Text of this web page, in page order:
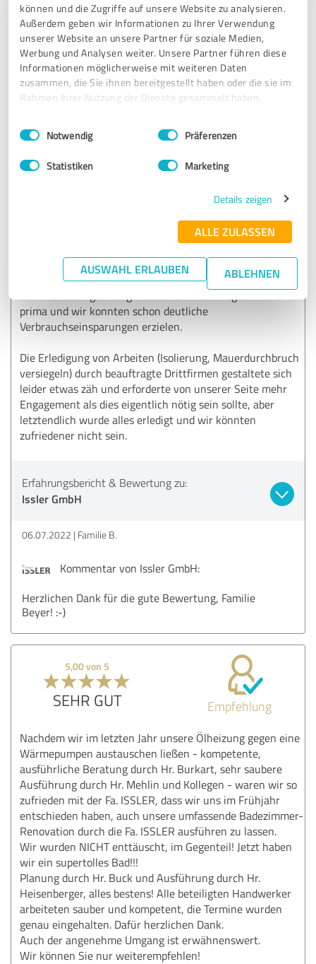
können und die Zugriffe auf unsere Website zu analysieren.
Außerdem geben wir Informationen zu Ihrer Verwendung
unserer Website an unsere Partner für soziale Medien,
Werbung und Analysen weiter. Unsere Partner führen diese
Informationen möglicherweise mit weiteren Daten
zusammen, die Sie ihnen bereitgestellt haben oder die sie im
Rahmen Ihrer Nutzung der Dienste gesammelt haben.
Impressum Datenschutzbestimmungen
Einwilligungsauswahl
Notwendig Präferenzen
Statistiken Marketing
Details zeigen
ALLE ZULASSEN
AUSWAHL ERLAUBEN ABLEHNEN
Vielen Dank für die tolle Bewertung! Wir sind auch in
Zukunft gerne für Sie da.
5,00 von 5
Gasbrenner ersetzen lassen.
Das Angebot der Firma Issler über den Einbau eines
SolvisBen inklusive Solarkollektoren hat uns völlig
überzeugt und diese Entscheidung bereuen wir überhaupt
Beratung, Planung, Kommunikation, Montage und Hilfe
beim Förderungsantrag - alles TOP. Die Anlage funktioniert
prima und wir konnten schon deutliche
Verbrauchseinsparungen erzielen.
Die Erledigung von Arbeiten (Isolierung, Mauerdurchbruch
versiegeln) durch beauftragte Drittfirmen gestaltete sich
leider etwas zäh und erforderte von unserer Seite mehr
Engagement als dies eigentlich nötig sein sollte, aber
letztendlich wurde alles erledigt und wir könnten
zufriedener nicht sein.
Erfahrungsbericht & Bewertung zu:
Issler GmbH
06.07.2022 Familie B.
Kommentar von Issler GmbH:
Herzlichen Dank für die gute Bewertung, Familie
Beyer! :-)
5,00 von 5
SEHR GUT Empfehlung
Nachdem wir im letzten Jahr unsere Ölheizung gegen eine
Wärmepumpen austauschen ließen - kompetente,
ausführliche Beratung durch Hr. Burkart, sehr saubere
Ausführung durch Hr. Mehlin und Kollegen - waren wir so
zufrieden mit der Fa. ISSLER, dass wir uns im Frühjahr
entschieden haben, auch unsere umfassende Badezimmer-
Renovation durch die Fa. ISSLER ausführen zu lassen.
Wir wurden NICHT enttäuscht, im Gegenteil! Jetzt haben
wir ein supertolles Bad!!!
Planung durch Hr. Buck und Ausführung durch Hr.
Heisenberger, alles bestens! Alle beteiligten Handwerker
arbeiteten sauber und kompetent, die Termine wurden
genau eingehalten. Dafür herzlichen Dank.
Auch der angenehme Umgang ist erwähnenswert.
Wir können Sie nur weiterempfehlen!